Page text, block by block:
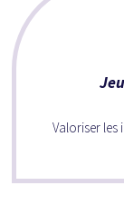
Valoriser les